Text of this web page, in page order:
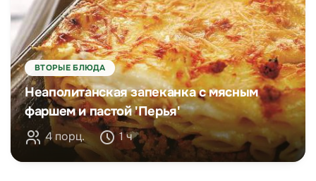
ВТОРЫЕ БЛЮДА
Неаполитанская запеканка с мясным
фаршем и пастой 'Перья'
4 порц. 1 ч